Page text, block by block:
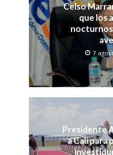
Celso
que los
nocturnos
7
Presidente
a Cali para